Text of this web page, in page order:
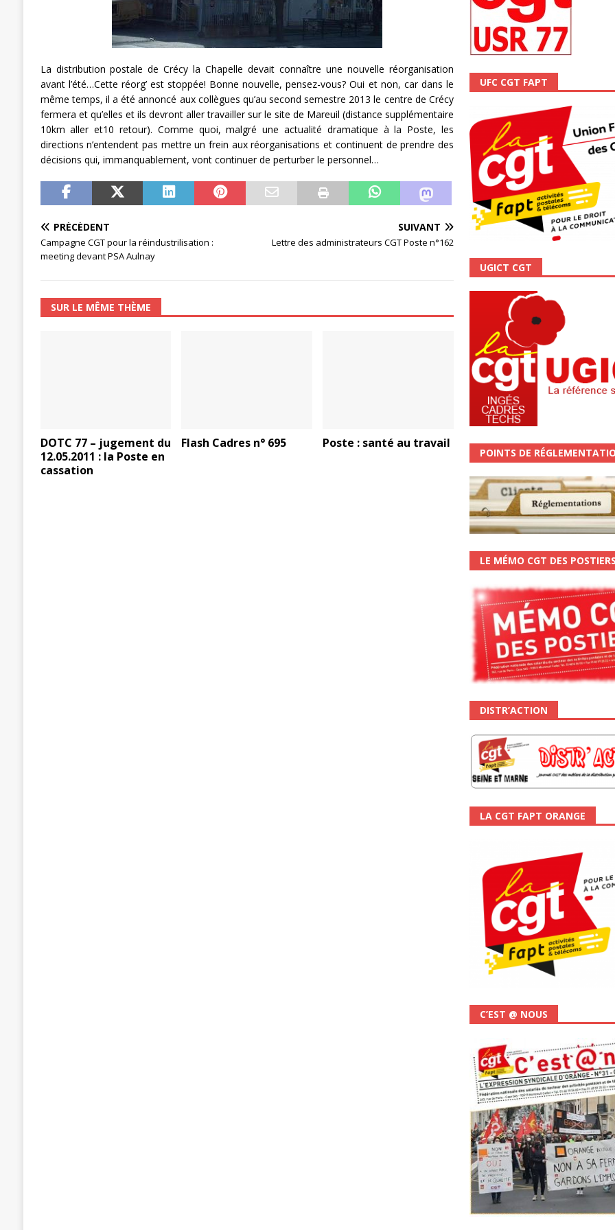
La distribution postale de Crécy la Chapelle devait connaître une nouvelle réorganisation
avant l’été…Cette réorg’ est stoppée! Bonne nouvelle, pensez-vous? Oui et non, car dans le
même temps, il a été annoncé aux collègues qu’au second semestre 2013 le centre de Crécy
fermera et qu’elles et ils devront aller travailler sur le site de Mareuil (distance supplémentaire
10km aller et10 retour). Comme quoi, malgré une actualité dramatique à la Poste, les
directions n’entendent pas mettre un frein aux réorganisations et continuent de prendre des
décisions qui, immanquablement, vont continuer de perturber le personnel…
PRÉCÉDENT
Campagne CGT pour la réindustrilisation :
meeting devant PSA Aulnay
SUIVANT
Lettre des administrateurs CGT Poste n°162
SUR LE MÊME THÈME
DOTC 77 – jugement du
12.05.2011 : la Poste en
cassation
Flash Cadres n° 695 Poste : santé au travail
UFC CGT FAPT
UGICT CGT
POINTS DE
LE MÉMO CGT DES
DISTR’ACTION
LA CGT FAPT ORANGE
C’EST @ NOUS